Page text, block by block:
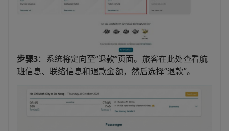
步骤3：系统将定向至“退款”页面。旅客在此处查看航
班信息、联络信息和退款金额，然后选择“退款”。